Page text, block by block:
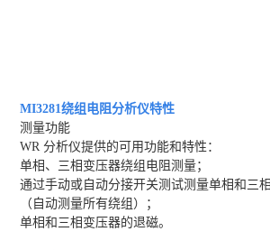
MI3281绕组电阻分析仪特性
测量功能
WR 分析仪提供的可用功能和特性：
单相、三相变压器绕组电阻测量；
通过手动或自动分接开关测试测量单相和三
（自动测量所有绕组）；
单相和三相变压器的退磁。